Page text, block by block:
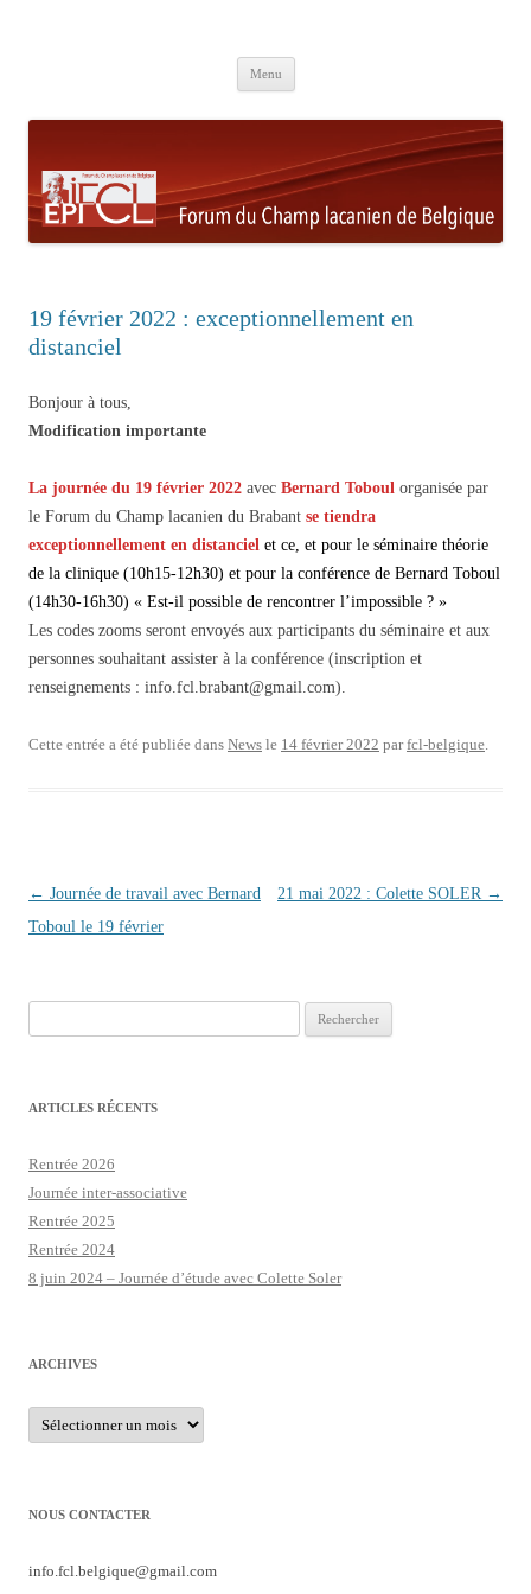
Menu
19 février 2022 : exceptionnellement en
distanciel
Bonjour à tous,
Modification importante
La journée du 19 février 2022 avec Bernard Toboul organisée par
le Forum du Champ lacanien du Brabant se tiendra
exceptionnellement en distanciel et ce, et pour le séminaire théorie
de la clinique (10h15-12h30) et pour la conférence de Bernard Toboul
(14h30-16h30) « Est-il possible de rencontrer l’impossible ? »
Les codes zooms seront envoyés aux participants du séminaire et aux
personnes souhaitant assister à la conférence (inscription et
renseignements : info.fcl.brabant@gmail.com).
Cette entrée a été publiée dans News le 14 février 2022 parfcl-belgique.
Navigation des articles
← Journée de travail avec Bernard
Toboul le 19 février
21 mai 2022 : Colette SOLER →
ARTICLES RÉCENTS
Rentrée 2026
Journée inter-associative
Rentrée 2025
Rentrée 2024
8 juin 2024 – Journée d’étude avec Colette Soler
ARCHIVES
Archives
NOUS CONTACTER
info.fcl.belgique@gmail.com